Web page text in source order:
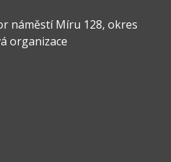
náměstí Míru 128, okres
organizace